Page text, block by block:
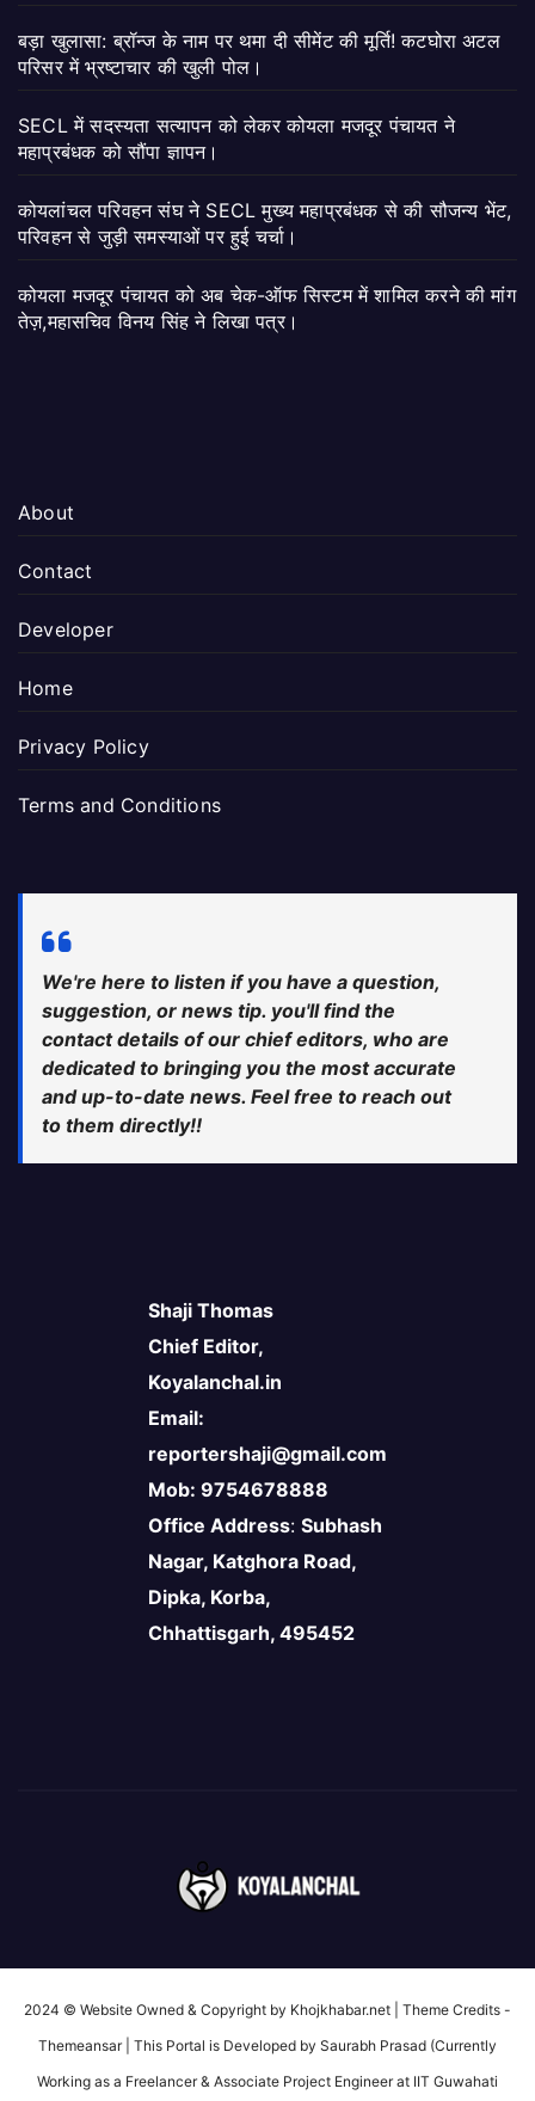
बड़ा खुलासा: ब्रॉन्ज के नाम पर थमा दी सीमेंट की मूर्ति! कटघोरा अटल
परिसर में भ्रष्टाचार की खुली पोल।
SECL में सदस्यता सत्यापन को लेकर कोयला मजदूर पंचायत ने
महाप्रबंधक को सौंपा ज्ञापन।
कोयलांचल परिवहन संघ ने SECL मुख्य महाप्रबंधक से की सौजन्य भेंट,
परिवहन से जुड़ी समस्याओं पर हुई चर्चा।
कोयला मजदूर पंचायत को अब चेक-ऑफ सिस्टम में शामिल करने की मांग
तेज़,महासचिव विनय सिंह ने लिखा पत्र।
About
Contact
Developer
Home
Privacy Policy
Terms and Conditions
We're here to listen if you have a question,
suggestion, or news tip. you'll find the
contact details of our chief editors, who are
dedicated to bringing you the most accurate
and up-to-date news. Feel free to reach out
to them directly!!
Shaji Thomas
Chief Editor,
Koyalanchal.in
Email:
reportershaji@gmail.com
Mob: 9754678888
Office Address: Subhash
Nagar, Katghora Road,
Dipka, Korba,
Chhattisgarh, 495452